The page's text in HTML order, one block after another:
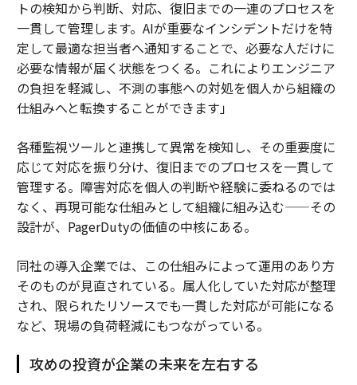
トの検知から判断、対応、復旧までの一連のプロセスを
一貫して管理します。AIが重要なインシデントだけを特
定して最適な担当者へ通知することで、必要な人だけに
必要な情報が届く状態をつくる。これによりエンジニア
の負担を軽減し、不測の事態への対処を個人から組織の
仕組みへと転換することができます」
各種監視ツールと連携して異常を検知し、その重要度に
応じて対応を振り分け、復旧までのプロセスを一貫して
管理する。障害対応を個人の判断や経験に委ねるのでは
なく、再現可能な仕組みとして組織に組み込む——その
設計が、PagerDutyの価値の中核にある。
同社の導入企業では、この仕組みによって運用のあり方
そのものが見直されている。属人化していた対応が整理
され、限られたリソースでも一貫した対応が可能になる
など、現場の負荷軽減にもつながっている。
攻めの投資が企業の未来を左右する